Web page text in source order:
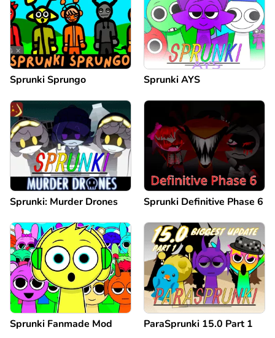
Sprunki Sprungo Sprunki AYS
Sprunki: Murder Drones Sprunki Definitive Phase 6
Sprunki Fanmade Mod ParaSprunki 15.0 Part 1